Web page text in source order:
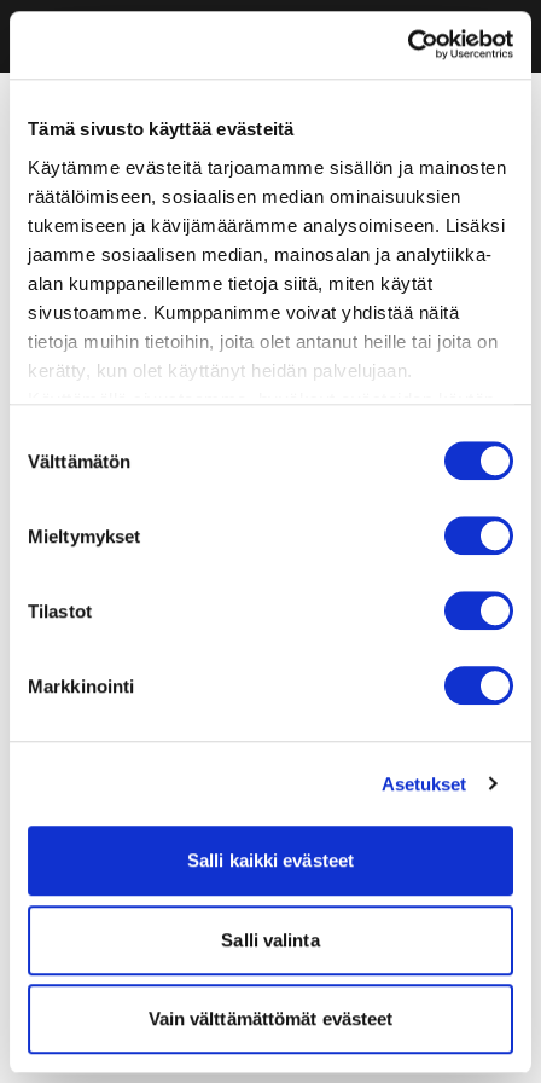
Tämä sivusto käyttää evästeitä
Käytämme evästeitä tarjoamamme sisällön ja mainosten
räätälöimiseen, sosiaalisen median ominaisuuksien
tukemiseen ja kävijämäärämme analysoimiseen. Lisäksi
jaamme sosiaalisen median, mainosalan ja analytiikka-
alan kumppaneillemme tietoja siitä, miten käytät
sivustoamme. Kumppanimme voivat yhdistää näitä
tietoja muihin tietoihin, joita olet antanut heille tai joita on
kerätty, kun olet käyttänyt heidän palvelujaan.
valinta
Välttämätön
Mieltymykset
Tilastot
Markkinointi
Asetukset
Salli kaikki evästeet
Salli valinta
Vain välttämättömät evästeet